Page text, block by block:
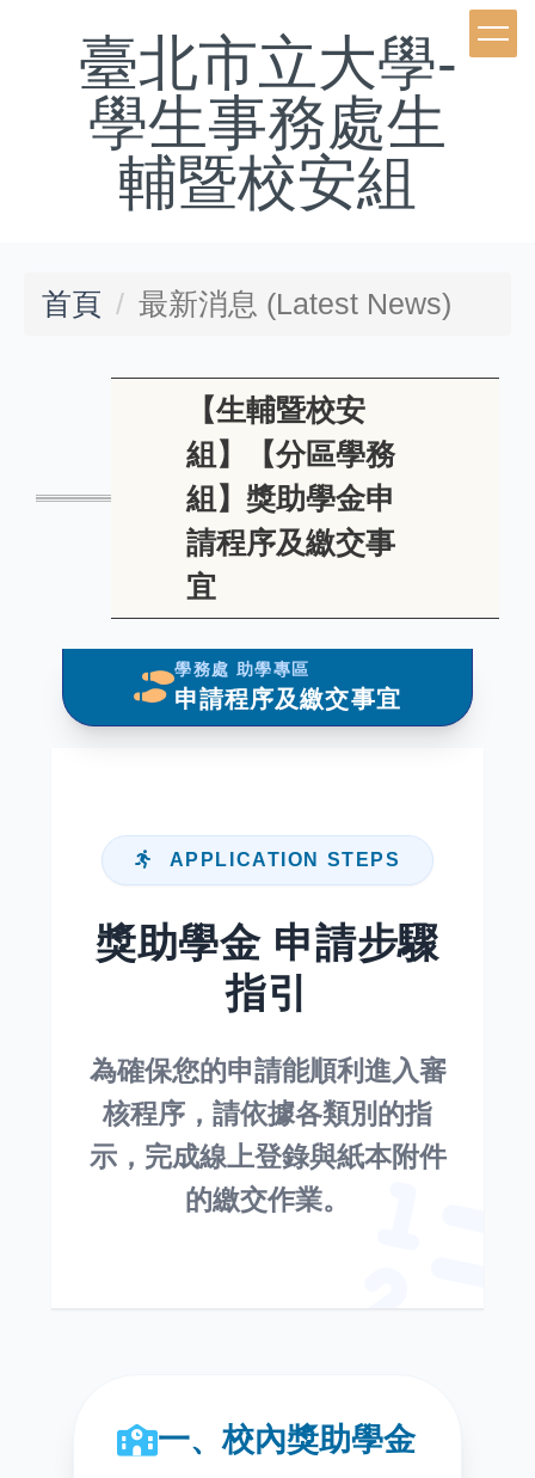
臺北市立大學-
學生事務處生
輔暨校安組
首頁 最新消息 (Latest News)
【生輔暨校安
組】【分區學務
組】獎助學金申
請程序及繳交事
宜
學務處 助學專區
申請程序及繳交事宜
APPLICATION STEPS
獎助學金 申請步驟
指引
為確保您的申請能順利進入審
核程序，請依據各類別的指
示，完成線上登錄與紙本附件
的繳交作業。
一、校內獎助學金